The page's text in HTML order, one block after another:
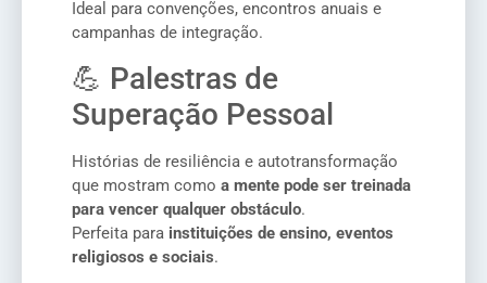
Ideal para convenções, encontros anuais e
campanhas de integração.
💪 Palestras de
Superação Pessoal
Histórias de resiliência e autotransformação
que mostram como a mente pode ser treinada
para vencer qualquer obstáculo.
Perfeita para instituições de ensino, eventos
religiosos e sociais.